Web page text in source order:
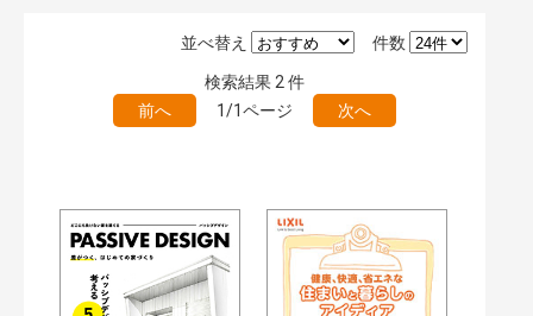
絞り込みの解除
キーワード検索（あいまい）
目次も検索 検 索
おすすめハッシュタグ
件数
並べ替え
検索結果 2 件
前へ
1/1ページ 次へ